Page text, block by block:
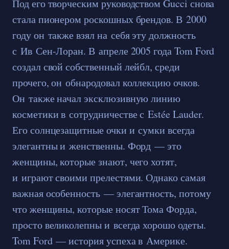
Под его творческим руководством Gucci снова
стала пионером роскошных брендов. В 2000
году он также взял на себя эту должность
с Ив Сен-Лоран. В апреле 2005 года Tom Ford
создал свой собственный лейбл, среди
прочего, он обнародовал коллекцию очков.
Он также начал эксклюзивную линию
косметики в сотрудничестве с Estée Lauder.
Его солнцезащитные очки и сумки всегда
элегантны и женственны. Форд — это
женщины, которые знают, чего хотят,
и играют своими прелестями. Однако самая
важная особенность — элегантность, потому
что женщины, которые носят Тома Форда,
просто великолепны и всегда хорошо одеты.
Tom Ford — история успеха в Америке.